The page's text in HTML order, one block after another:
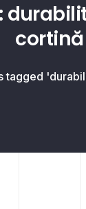
cortină
tagged